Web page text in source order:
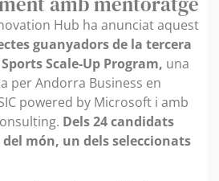
Hub ha anunciat aquest
guanyadors de la tercera
Scale-Up Program, una
per Andorra Business en
powered by Microsoft i amb
Dels 24 candidats
del món, un dels seleccionats